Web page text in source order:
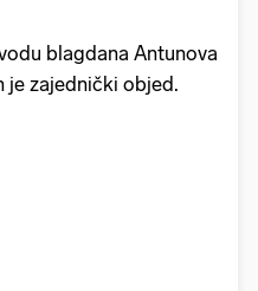
blagdana Antunova
je zajednički objed.